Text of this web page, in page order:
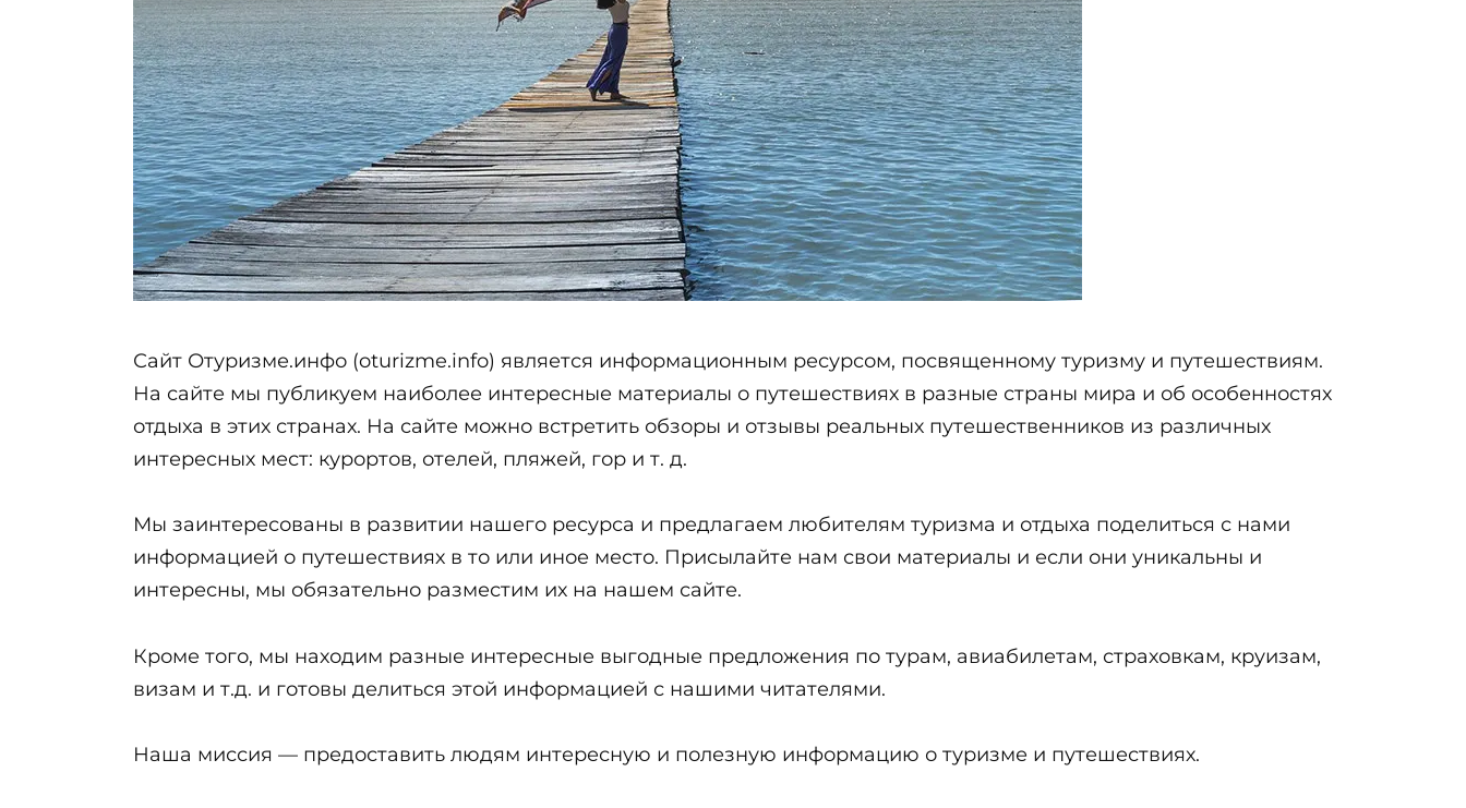
Сайт Отуризме.инфо (oturizme.info) является информационным ресурсом, посвященному туризму и путешествиям.
На сайте мы публикуем наиболее интересные материалы о путешествиях в разные страны мира и об особенностях
отдыха в этих странах. На сайте можно встретить обзоры и отзывы реальных путешественников из различных
интересных мест: курортов, отелей, пляжей, гор и т. д.
Мы заинтересованы в развитии нашего ресурса и предлагаем любителям туризма и отдыха поделиться с нами
информацией о путешествиях в то или иное место. Присылайте нам свои материалы и если они уникальны и
интересны, мы обязательно разместим их на нашем сайте.
Кроме того, мы находим разные интересные выгодные предложения по турам, авиабилетам, страховкам, круизам,
визам и т.д. и готовы делиться этой информацией с нашими читателями.
Наша миссия — предоставить людям интересную и полезную информацию о туризме и путешествиях.